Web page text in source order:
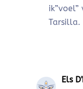
Tarsilla.
Els